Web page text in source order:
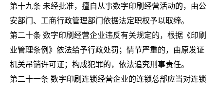
第十九条 未经批准，擅自从事数字印刷经营活动的，由公
安部门、工商行政管理部门依据法定职权予以取缔。
第二十条 数字印刷经营企业违反有关规定的，根据《印刷
业管理条例》依法给予行政处罚；情节严重的，由原发证
机关吊销许可证；构成犯罪的，依法追究刑事责任。
第二十一条 数字印刷连锁经营企业的连锁总部应当对连锁